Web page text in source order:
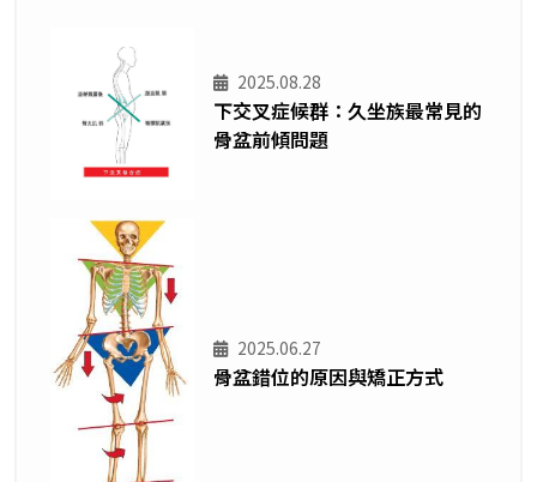
2025.08.28
下交叉症候群：久坐族最常見的
骨盆前傾問題
2025.06.27
骨盆錯位的原因與矯正方式